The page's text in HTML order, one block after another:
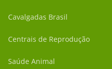
Cavalgadas Brasil
Centrais de Reprodução
Saúde Animal